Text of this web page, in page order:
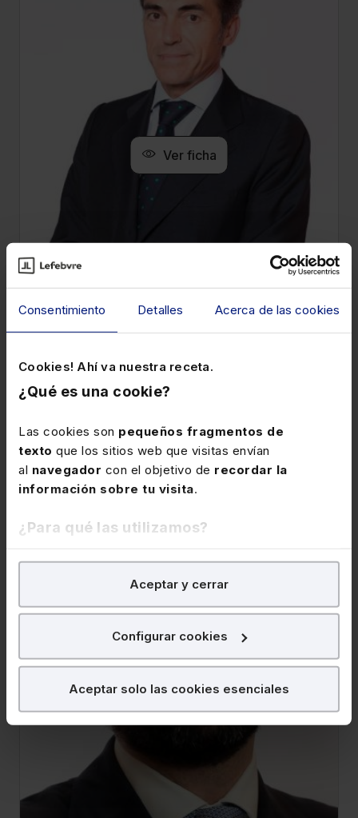
Consentimiento Detalles Acerca de las cookies
Cookies! Ahí va nuestra receta.
¿Qué es una cookie?
Las cookies son pequeños fragmentos de
texto que los sitios web que visitas envían
al navegador con el objetivo de recordar la
información sobre tu visita.
¿Para qué las utilizamos?
En Lefebvre utilizamos las cookies confines
para tratar demejorar tu experiencia
nuestra página web. También con fines publicitarios,
¿Qué puedes hacer?
Puedesaceptarlas cookies para que tu
experiencia en la web sea óptima
aceptar solo las esenciales
denegar todas las cookies excepto aquellas
imprescindibles.
Aceptar y cerrar
Configurar cookies
Aceptar solo las cookies esenciales
Ver ficha
Joaquín Latorre
Socio responsable de PWC Tax & Legal
Services
Ver vídeo
Ver ficha